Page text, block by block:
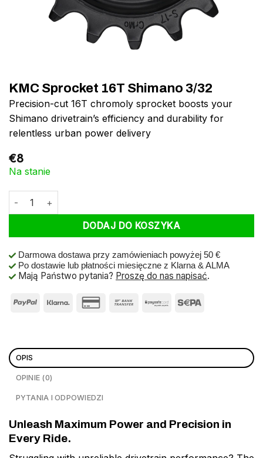
KMC Sprocket 16T Shimano 3/32
Precision-cut 16T chromoly sprocket boosts your
Shimano drivetrain’s efficiency and durability for
relentless urban power delivery
€8
Na stanie
ilość KMC Sprocket 16T Shimano 3/32
DODAJ DO KOSZYKA
Darmowa dostawa przy zamówieniach powyżej 50 €
Po dostawie lub płatności miesięczne z Klarna & ALMA
Mają Państwo pytania? Proszę do nas napisać.
OPIS
OPINIE (0)
PYTANIA I ODPOWIEDZI
Unleash Maximum Power and Precision in
Every Ride.